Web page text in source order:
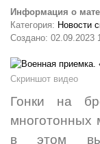
Информация о
Категория: Новости
Создано: 02.09.2023
Скриншот видео
Гонки на
многотонных
в этом